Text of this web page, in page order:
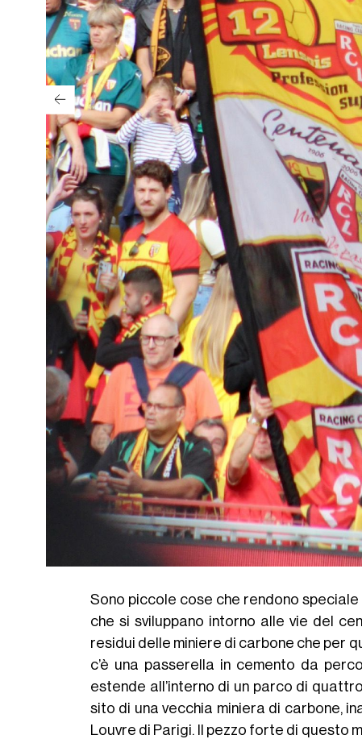
Sono piccole cose che rendono speciale
che si sviluppano intorno alle vie del
residui delle miniere di carbone che per
c’è una passerella in cemento da
estende all’interno di un parco di
sito di una vecchia miniera di carbone,
Louvre di Parigi. Il pezzo forte di questo